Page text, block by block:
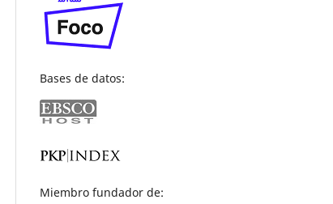
Bases de datos:
Miembro fundador de: